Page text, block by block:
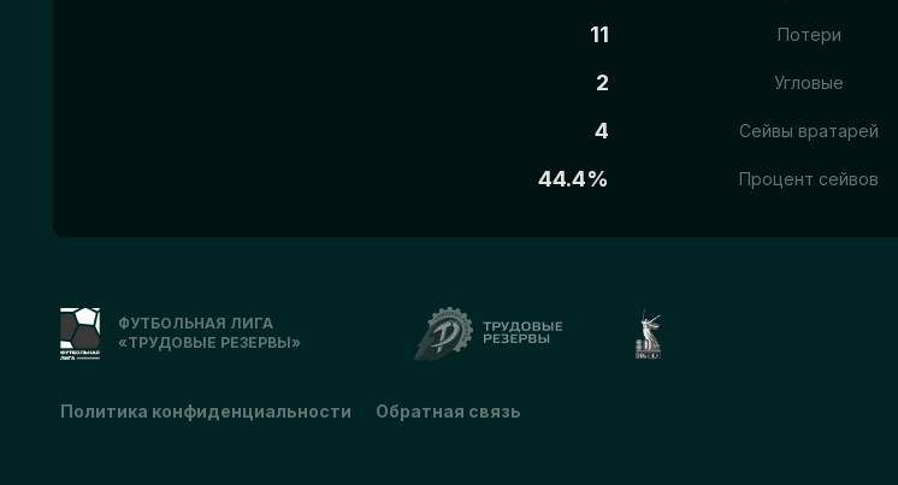
11
Потери
2
Угловые
4
Сейвы вратарей
44.4%
Процент сейвов
ФУТБОЛЬНАЯ ЛИГА
«ТРУДОВЫЕ РЕЗЕРВЫ»
Политика конфиденциальности Обратная связь